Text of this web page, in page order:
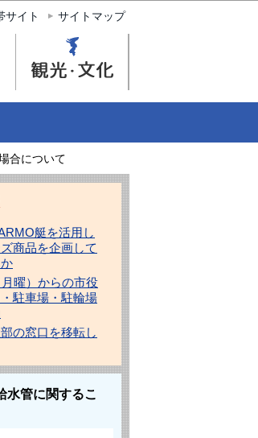
サイト サイトマップ
合について
艇を活用し
商品を企画して
曜）からの市役
駐車場・駐輪場
の窓口を移転し
水管に関するこ